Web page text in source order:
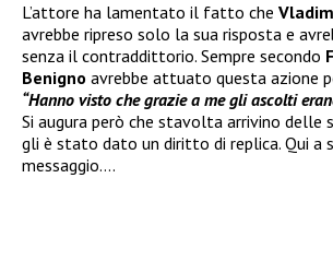
L’attore ha lamentato il fatto che
avrebbe ripreso solo la sua risposta e
senza il contraddittorio. Sempre secondo
Benigno avrebbe attuato questa azione
“Hanno visto che grazie a me gli ascolti
Si augura però che stavolta arrivino delle
gli è stato dato un diritto di replica. Qui a
messaggio….